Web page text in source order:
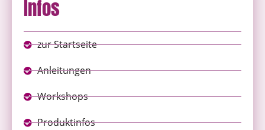
Infos
zur Startseite
Anleitungen
Workshops
Produktinfos